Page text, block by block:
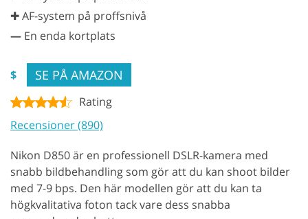
✚ AF-system på proffsnivå
— En enda kortplats
$ SE PÅ AMAZON
Rating
Recensioner (890)
Nikon D850 är en professionell DSLR-kamera med
snabb bildbehandling som gör att du kan shoot bilder
med 7-9 bps. Den här modellen gör att du kan ta
högkvalitativa foton tack vare dess snabba